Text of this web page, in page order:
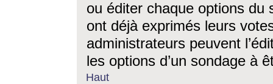
ou éditer chaque options du
ont déjà exprimés leurs
administrateurs peuvent
les options d’un sondage à
Haut